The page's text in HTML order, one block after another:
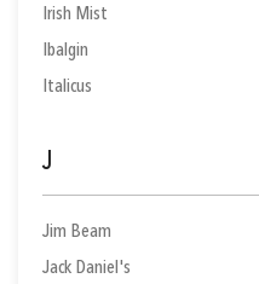
Irish Mist
Ibalgin
Italicus
J
Jim Beam
Jack Daniel's